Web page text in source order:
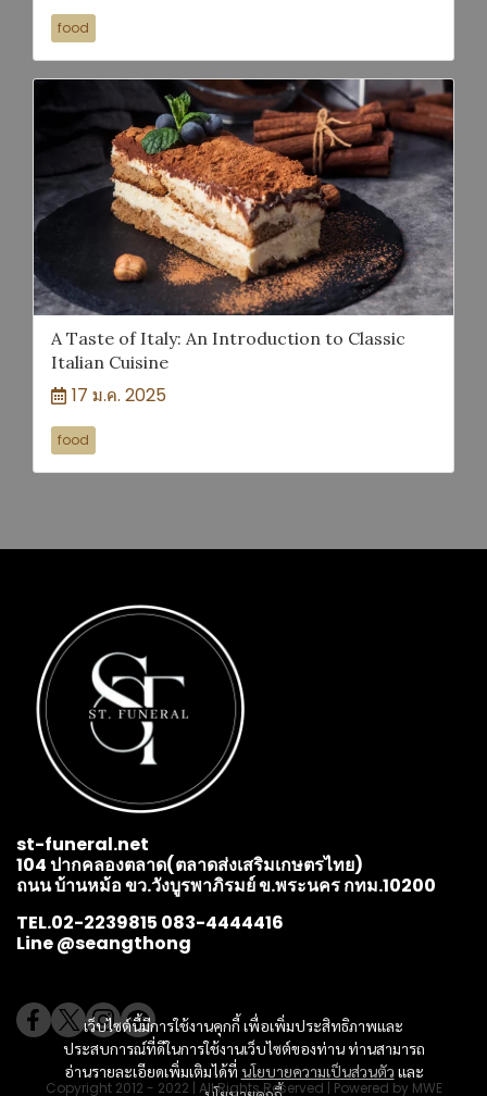
food
A Taste of Italy: An Introduction to Classic
Italian Cuisine
17 ม.ค. 2025
food
เว็บไซต์นี้มีการใช้งานคุกกี้ เพื่อเพิ่มประสิทธิภาพและ
ประสบการณ์ที่ดีในการใช้งานเว็บไซต์ของท่าน ท่านสามารถ
อ่านรายละเอียดเพิ่มเติมได้ที่ นโยบายความเป็นส่วนตัว และ
st-funeral.net
104 ปากคลองตลาด(ตลาดส่งเสริมเกษตรไทย)
ถนน บ้านหม้อ ขว.วังบูรพาภิรมย์ ข.พระนคร กทม.10200
TEL.02-2239815 083-4444416
Line @seangthong
Copyright 2012 - 2022 | All Rights Reserved | Powered by MWE